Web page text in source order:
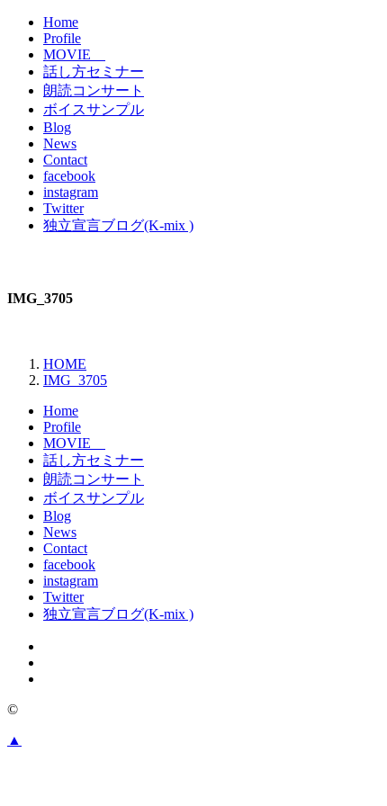
Home
Profile
MOVIE
話し方セミナー
朗読コンサート
ボイスサンプル
Blog
News
Contact
facebook
instagram
Twitter
独立宣言ブログ(K-mix )
IMG_3705
HOME
IMG_3705
Home
Profile
MOVIE
話し方セミナー
朗読コンサート
ボイスサンプル
Blog
News
Contact
facebook
instagram
Twitter
独立宣言ブログ(K-mix )
©
▲